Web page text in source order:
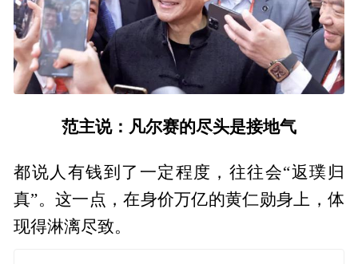
范主说：凡尔赛的尽头是接地气
都说人有钱到了一定程度，往往会“返璞归
真”。这一点，在身价万亿的黄仁勋身上，体
现得淋漓尽致。